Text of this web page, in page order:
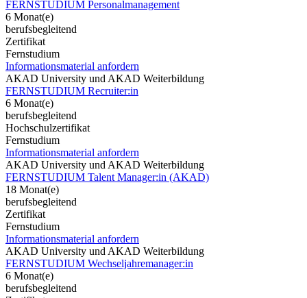
FERNSTUDIUM Personalmanagement
6 Monat(e)
berufsbegleitend
Zertifikat
Fernstudium
Informationsmaterial anfordern
AKAD University und AKAD Weiterbildung
FERNSTUDIUM Recruiter:in
6 Monat(e)
berufsbegleitend
Hochschulzertifikat
Fernstudium
Informationsmaterial anfordern
AKAD University und AKAD Weiterbildung
FERNSTUDIUM Talent Manager:in (AKAD)
18 Monat(e)
berufsbegleitend
Zertifikat
Fernstudium
Informationsmaterial anfordern
AKAD University und AKAD Weiterbildung
FERNSTUDIUM Wechseljahremanager:in
6 Monat(e)
berufsbegleitend